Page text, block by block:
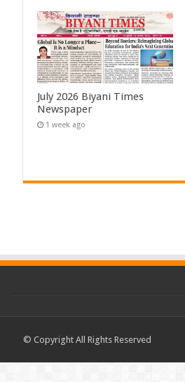
July 2026 Biyani Times
Newspaper
1 week ago
© Copyright All Rights Reserved